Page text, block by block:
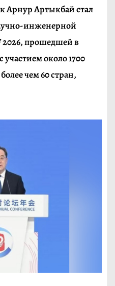
Арнур Артыкбай стал
инженерной
2026, прошедшей в
около 1700
чем 60 стран,